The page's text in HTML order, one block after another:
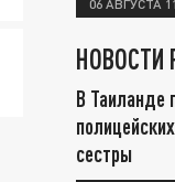
06 АВГУСТА
НОВОСТИ
В Таиланде
сестры